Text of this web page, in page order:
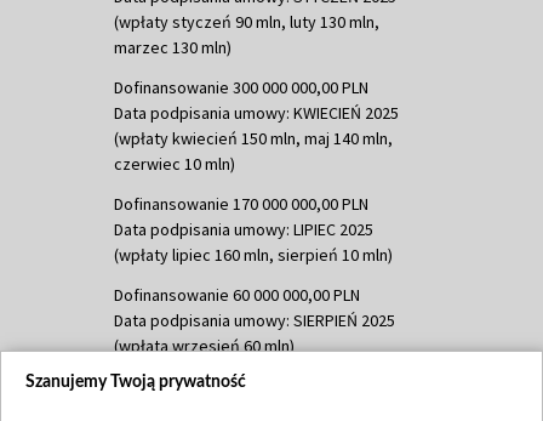
(wpłaty styczeń 90 mln, luty 130 mln,
marzec 130 mln)
Dofinansowanie 300 000 000,00 PLN
Data podpisania umowy: KWIECIEŃ 2025
(wpłaty kwiecień 150 mln, maj 140 mln,
czerwiec 10 mln)
Dofinansowanie 170 000 000,00 PLN
Data podpisania umowy: LIPIEC 2025
(wpłaty lipiec 160 mln, sierpień 10 mln)
Dofinansowanie 60 000 000,00 PLN
Data podpisania umowy: SIERPIEŃ 2025
(wpłata wrzesień 60 mln)
Dofinansowanie 635 783 051,21 PLN
Szanujemy Twoją prywatność